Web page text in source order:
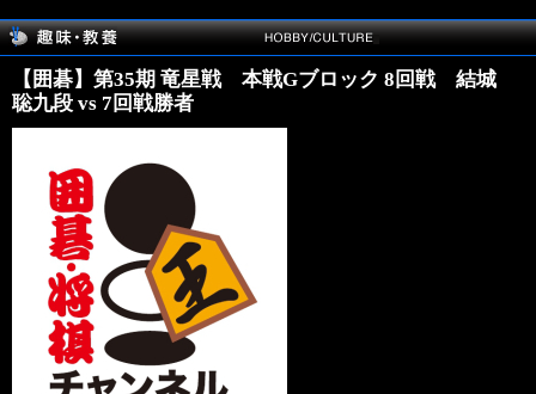
【囲碁】第35期 竜星戦 本戦Gブロック 8回戦 結城
聡九段 vs 7回戦勝者